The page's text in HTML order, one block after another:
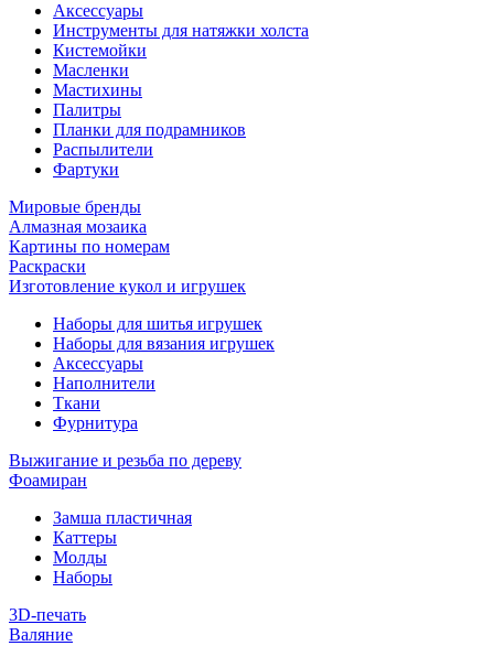
Аксессуары
Инструменты для натяжки холста
Кистемойки
Масленки
Мастихины
Палитры
Планки для подрамников
Распылители
Фартуки
Мировые бренды
Алмазная мозаика
Картины по номерам
Раскраски
Изготовление кукол и игрушек
Наборы для шитья игрушек
Наборы для вязания игрушек
Аксессуары
Наполнители
Ткани
Фурнитура
Выжигание и резьба по дереву
Фоамиран
Замша пластичная
Каттеры
Молды
Наборы
3D-печать
Валяние